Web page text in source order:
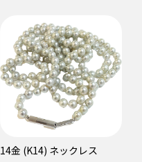
14金 (K14) ネックレス